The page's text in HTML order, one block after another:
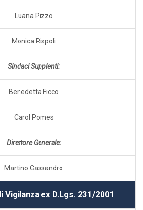
Luana Pizzo
Monica Rispoli
Sindaci Supplenti:
Benedetta Ficco
Carol Pomes
Direttore Generale:
Martino Cassandro
Vigilanza ex D.Lgs. 231/2001